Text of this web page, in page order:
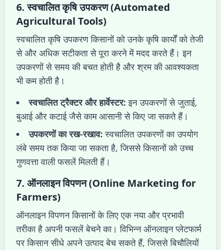
6.स्वचालित कृषि उपकरण (Automated
Agricultural Tools)
स्वचालित कृषि उपकरण किसानों को उनके कृषि कार्यों को तेजी
से और अधिक सटीकता से पूरा करने में मदद करते हैं। इन
उपकरणों से समय की बचत होती है और श्रम की आवश्यकता
भी कम होती है।
स्वचालित ट्रैक्टर और हार्वेस्टर: इन उपकरणों से जुताई,
बुआई और कटाई जैसे काम आसानी से किए जा सकते हैं।
उपकरणों का रख-रखाव: स्वचालित उपकरणों का उपयोग
लंबे समय तक किया जा सकता है, जिससे किसानों को उच्च
गुणवत्ता वाली फसलें मिलती हैं।
7. ऑनलाइन विपणन (Online Marketing for
Farmers)
ऑनलाइन विपणन किसानों के लिए एक नया और प्रभावी
तरीका है अपनी फसलें बेचने का। विभिन्न ऑनलाइन प्लेटफार्म
पर किसान सीधे अपने उत्पाद बेच सकते हैं, जिससे बिचौलियों